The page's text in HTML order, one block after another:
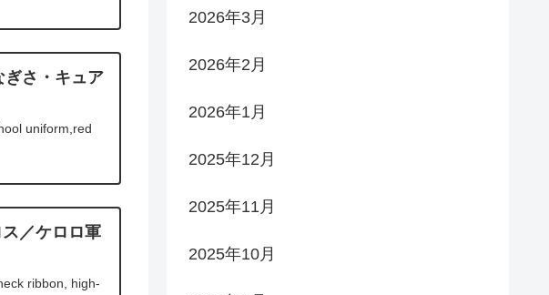
さ・キュア
uniform,red
／ケロロ軍
ribbon, high-
2026年3月
2026年2月
2026年1月
2025年12月
2025年11月
2025年10月